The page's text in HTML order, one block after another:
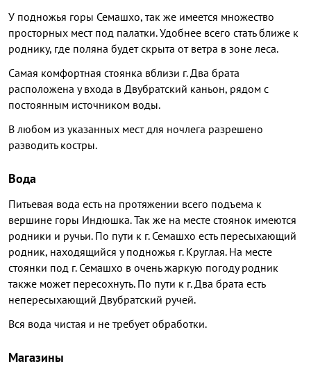
У подножья горы Семашхо, так же имеется множество
просторных мест под палатки. Удобнее всего стать ближе к
роднику, где поляна будет скрыта от ветра в зоне леса.
Самая комфортная стоянка вблизи г. Два брата
расположена у входа в Двубратский каньон, рядом с
постоянным источником воды.
В любом из указанных мест для ночлега разрешено
разводить костры.
Вода
Питьевая вода есть на протяжении всего подъема к
вершине горы Индюшка. Так же на месте стоянок имеются
родники и ручьи. По пути к г. Семашхо есть пересыхающий
родник, находящийся у подножья г. Круглая. На месте
стоянки под г. Семашхо в очень жаркую погоду родник
также может пересохнуть. По пути к г. Два брата есть
непересыхающий Двубратский ручей.
Вся вода чистая и не требует обработки.
Магазины